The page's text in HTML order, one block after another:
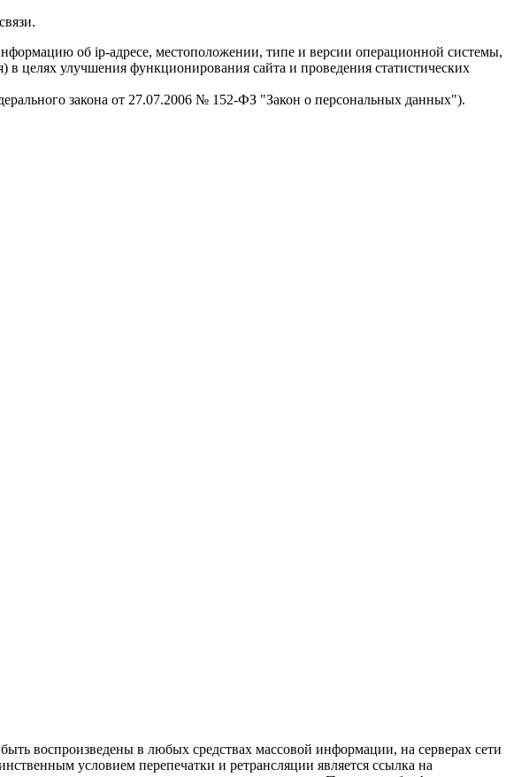
об ip-адресе, местоположении, типе и версии операционной системы,
в целях улучшения функционирования сайта и проведения статистических
закона от 27.07.2006 № 152-ФЗ "Закон о персональных данных").
воспроизведены в любых средствах массовой информации, на серверах сети
условием перепечатки и ретрансляции является ссылка на